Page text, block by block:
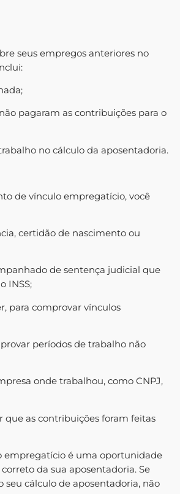
seus empregos anteriores no
pagaram as contribuições para o
no cálculo da aposentadoria.
de vínculo empregatício, você
certidão de nascimento ou
de sentença judicial que
INSS;
para comprovar vínculos
provar períodos de trabalho não
onde trabalhou, como CNPJ,
que as contribuições foram feitas
empregatício é uma oportunidade
da sua aposentadoria. Se
cálculo de aposentadoria, não